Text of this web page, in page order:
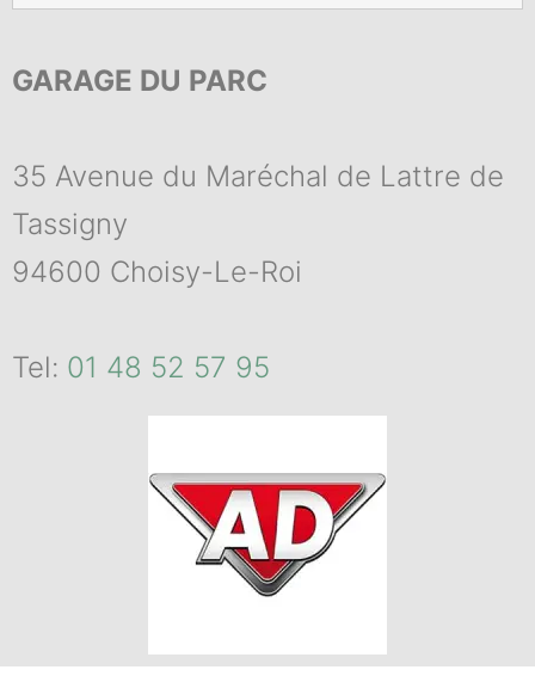
GARAGE DU PARC
35 Avenue du Maréchal de Lattre de
Tassigny
94600 Choisy-Le-Roi
Tel: 01 48 52 57 95